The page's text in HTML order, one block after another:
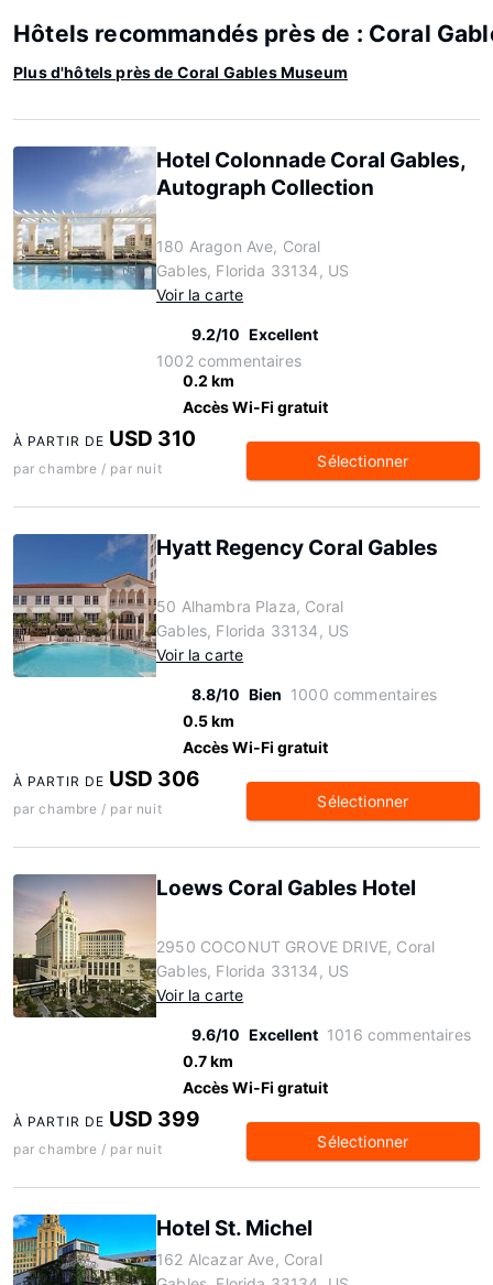
Hôtels recommandés près de : Coral
Plus d'hôtels près de Coral Gables Museum
Hotel Colonnade Coral Gables,
Autograph Collection
180 Aragon Ave, Coral
Gables, Florida 33134, US
Voir la carte
9.2/10 Excellent
1002 commentaires
0.2 km
Accès Wi-Fi gratuit
À PARTIR DE USD 310
par chambre / par nuit Sélectionner
Hyatt Regency Coral Gables
50 Alhambra Plaza, Coral
Gables, Florida 33134, US
Voir la carte
8.8/10 Bien 1000 commentaires
0.5 km
Accès Wi-Fi gratuit
À PARTIR DE USD 306
par chambre / par nuit Sélectionner
Loews Coral Gables Hotel
2950 COCONUT GROVE DRIVE, Coral
Gables, Florida 33134, US
Voir la carte
9.6/10 Excellent 1016 commentaires
0.7 km
Accès Wi-Fi gratuit
À PARTIR DE USD 399
par chambre / par nuit Sélectionner
Hotel St. Michel
162 Alcazar Ave, Coral